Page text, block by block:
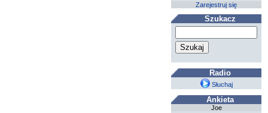
Zarejestruj się
Szukacz
Radio
Słuchaj
Ankieta
Joe